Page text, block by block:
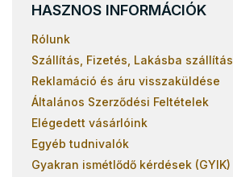
HASZNOS INFORMÁCIÓK
Rólunk
Szállítás, Fizetés, Lakásba szállítás
Reklamáció és áru visszaküldése
Általános Szerződési Feltételek
Elégedett vásárlóink
Egyéb tudnivalók
Gyakran ismétlődő kérdések (GYIK)